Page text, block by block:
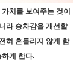
치를 보여주는 것이
라 승차감을 개선할
혀 흔들리지 않게 함
게 한다.